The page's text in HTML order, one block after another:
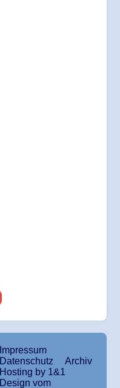
Impressum
Datenschutz
Archiv
Hosting by 1&1
Design vom